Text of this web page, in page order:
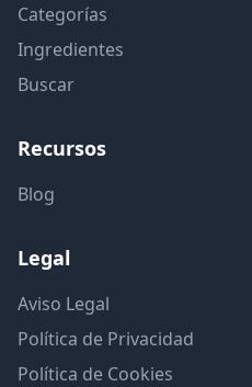
Categorías
Ingredientes
Buscar
Recursos
Blog
Legal
Aviso Legal
Política de Privacidad
Política de Cookies